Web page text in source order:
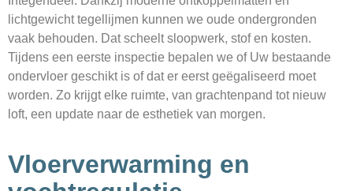
lichtgewicht tegellijmen kunnen we oude ondergronden
vaak behouden. Dat scheelt sloopwerk, stof en kosten.
Tijdens een eerste inspectie bepalen we of Uw bestaande
ondervloer geschikt is of dat er eerst geëgaliseerd moet
worden. Zo krijgt elke ruimte, van grachtenpand tot nieuw
loft, een update naar de esthetiek van morgen.
Vloerverwarming en